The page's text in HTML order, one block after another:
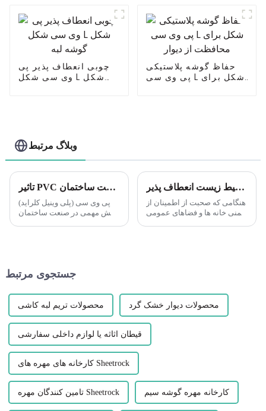
چوبی انعطاف پذیر پی
وی سی شکل L شکل
حفاظ گوشه پلاستیکی
پی وی سی L شکل برای
وبلاگ مرتبط
تاثیر PVC بر صنعت ساختمان
پی وی سی (پلی وینیل کلراید)
نقش مهمی در صنعت ساختمان
ایمن ترین راه پله چیست؟: سگک پله پی وی سی پلاستیکی سازگار با محیط زیست انعطاف پذیر Leguwe
هنگامی که صحبت از اطمینان از
ایمنی خانه ها و فضاهای عمومی
جستجوی مرتبط
محصولات تریم لبه کاشی محصولات دیوار خشک گرد
قیطان اثاثه یا لوازم داخلی سفارشی
کارخانه های مهره های Sheetrock
تامین کنندگان مهره Sheetrock کارخانه مهره گوشه سیم